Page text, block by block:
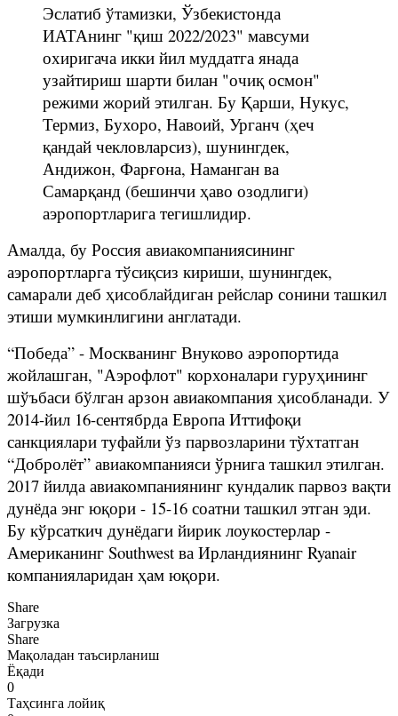
Эслатиб ўтамизки, Ўзбекистонда
ИАТАнинг "қиш 2022/2023" мавсуми
охиригача икки йил муддатга янада
узайтириш шарти билан "очиқ осмон"
режими жорий этилган. Бу Қарши, Нукус,
Термиз, Бухоро, Навоий, Урганч (ҳеч
қандай чекловларсиз), шунингдек,
Андижон, Фарғона, Наманган ва
Самарқанд (бешинчи ҳаво озодлиги)
аэропортларига тегишлидир.
Амалда, бу Россия авиакомпаниясининг
аэропортларга тўсиқсиз кириши, шунингдек,
самарали деб ҳисоблайдиган рейслар сонини ташкил
этиши мумкинлигини англатади.
“Победа” - Москванинг Внуково аэропортида
жойлашган, "Аэрофлот" корхоналари гуруҳининг
шўъбаси бўлган арзон авиакомпания ҳисобланади. У
2014-йил 16-сентябрда Европа Иттифоқи
санкциялари туфайли ўз парвозларини тўхтатган
“Добролёт” авиакомпанияси ўрнига ташкил этилган.
2017 йилда авиакомпаниянинг кундалик парвоз вақти
дунёда энг юқори - 15-16 соатни ташкил этган эди.
Бу кўрсаткич дунёдаги йирик лоукостерлар -
Американинг Southwest ва Ирландиянинг Ryanair
компанияларидан ҳам юқори.
Share
Загрузка
Share
Мақоладан таъсирланиш
Ёқади
0
Таҳсинга лойиқ